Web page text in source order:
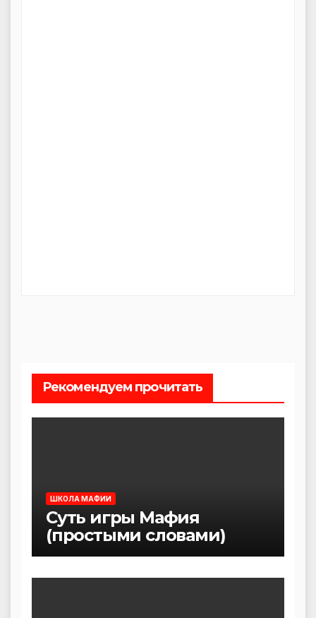
Рекомендуем прочитать
ШКОЛА МАФИИ
Суть игры Мафия
(простыми словами)